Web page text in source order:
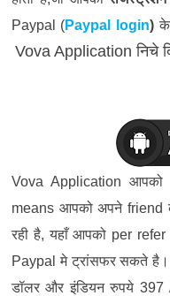
Paypal (Paypal login) के
Vova Application निचे
Vova Application आपको
means आपकोअपने friend
रही है,यहाँ आपको per
Paypalमे ट्रांसफर सकते है।
डॉलर और इंडियन रुपये